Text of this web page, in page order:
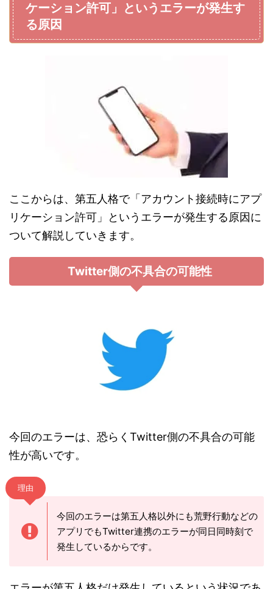
ケーション許可」というエラーが発生す
る原因
ここからは、第五人格で「アカウント接続時にアプ
リケーション許可」というエラーが発生する原因に
ついて解説していきます。
Twitter側の不具合の可能性
今回のエラーは、恐らくTwitter側の不具合の可能
性が高いです。
理由
今回のエラーは第五人格以外にも荒野行動などの
アプリでもTwitter連携のエラーが同日同時刻で
発生しているからです。